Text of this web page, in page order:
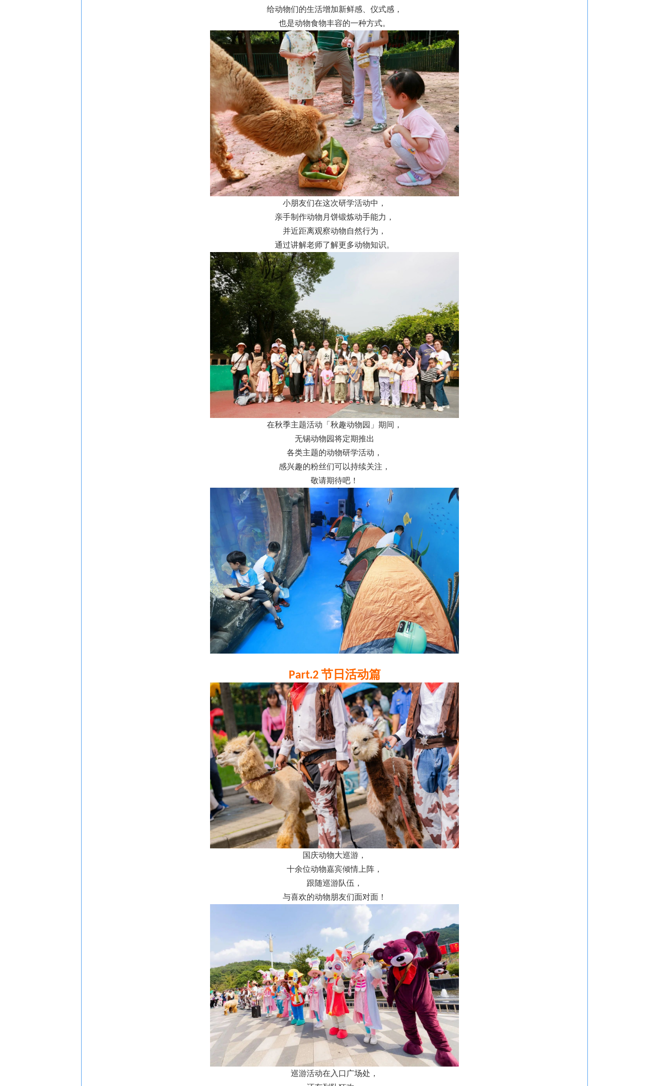
给动物们的生活增加新鲜感、仪式感，
也是动物食物丰容的一种方式。
小朋友们在这次研学活动中，
亲手制作动物月饼锻炼动手能力，
并近距离观察动物自然行为，
通过讲解老师了解更多动物知识。
在秋季主题活动「秋趣动物园」期间，
无锡动物园将定期推出
各类主题的动物研学活动，
感兴趣的粉丝们可以持续关注，
敬请期待吧！
Part.2 节日活动篇
国庆动物大巡游，
十余位动物嘉宾倾情上阵，
跟随巡游队伍，
与喜欢的动物朋友们面对面！
巡游活动在入口广场处，